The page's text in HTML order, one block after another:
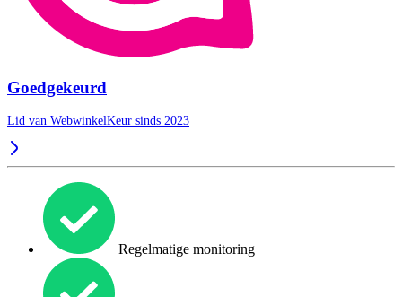
Goedgekeurd
Lid van WebwinkelKeur sinds 2023
Regelmatige monitoring